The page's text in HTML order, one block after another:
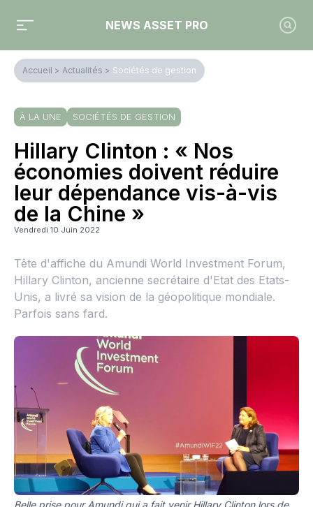
NEWS ASSET PRO
Accueil > Actualités > Sociétés de gestion
À LA UNE SOCIÉTÉS DE GESTION
Hillary Clinton : « Nos
économies doivent réduire
leur dépendance vis-à-vis
de la Chine »
Vendredi 10 Juin 2022
Tête d'affiche du Amundi World Investment Forum,
Hillary Clinton, ancienne secrétaire d'Etat des Etats-
Unis, a livré sa vision de la géopolitique mondiale.
Parfois sans fard.
Belle prise pour Amundi qui a fait venir Hillary Clinton lors de